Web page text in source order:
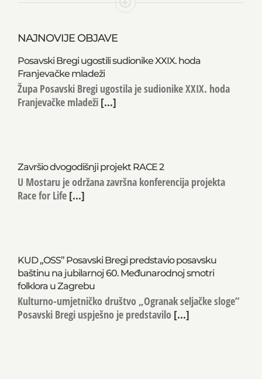
NAJNOVIJE OBJAVE
Posavski Bregi ugostili sudionike XXIX. hoda
Franjevačke mladeži
Župa Posavski Bregi ugostila je sudionike XXIX. hoda
Franjevačke mladeži [...]
Završio dvogodišnji projekt RACE 2
U Mostaru je održana završna konferencija projekta
Race for Life [...]
KUD „OSS” Posavski Bregi predstavio posavsku
baštinu na jubilarnoj 60. Međunarodnoj smotri
folklora u Zagrebu
Kulturno-umjetničko društvo „Ogranak seljačke sloge”
Posavski Bregi uspješno je predstavilo [...]